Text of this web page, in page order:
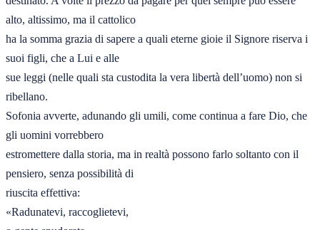
alto, altissimo, ma il cattolico
ha la somma grazia di sapere a quali eterne gioie il Signore riserva i
suoi figli, che a Lui e alle
sue leggi (nelle quali sta custodita la vera libertà dell’uomo) non si
ribellano.
Sofonia avverte, adunando gli umili, come continua a fare Dio, che
gli uomini vorrebbero
estromettere dalla storia, ma in realtà possono farlo soltanto con il
pensiero, senza possibilità di
riuscita effettiva:
«Radunatevi, raccoglietevi,